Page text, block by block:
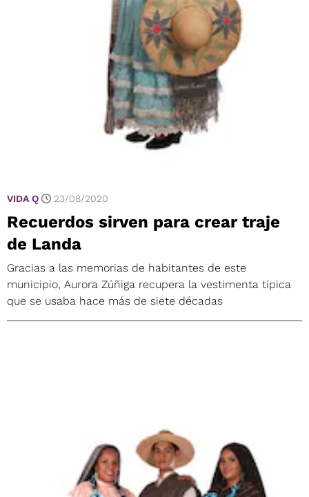
VIDA Q 23/08/2020
Recuerdos sirven para crear traje
de Landa
Gracias a las memorias de habitantes de este
municipio, Aurora Zúñiga recupera la vestimenta típica
que se usaba hace más de siete décadas